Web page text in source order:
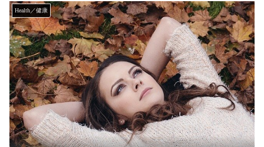
Health／健康